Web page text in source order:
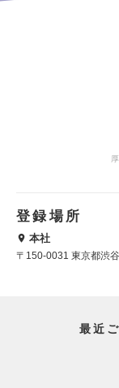
登録場所
本社
〒150-0031 東京都渋
最近